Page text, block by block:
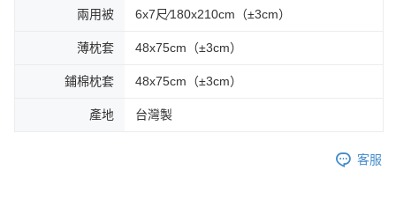
兩用被 6x7尺∕180x210cm（±3cm）
薄枕套 48x75cm（±3cm）
鋪棉枕套 48x75cm（±3cm）
產地 台灣製
客服